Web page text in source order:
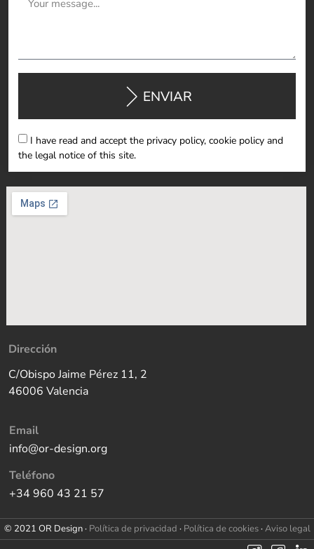
I have read and accept the privacy policy, cookie policy and
the legal notice of this site.
ENVIAR
Dirección
C/Obispo Jaime Pérez 11, 2
46006 Valencia
Email
info@or-design.org
Teléfono
+34 960 43 21 57
© 2021 OR Design · Política de privacidad · Política de cookies·Aviso legal